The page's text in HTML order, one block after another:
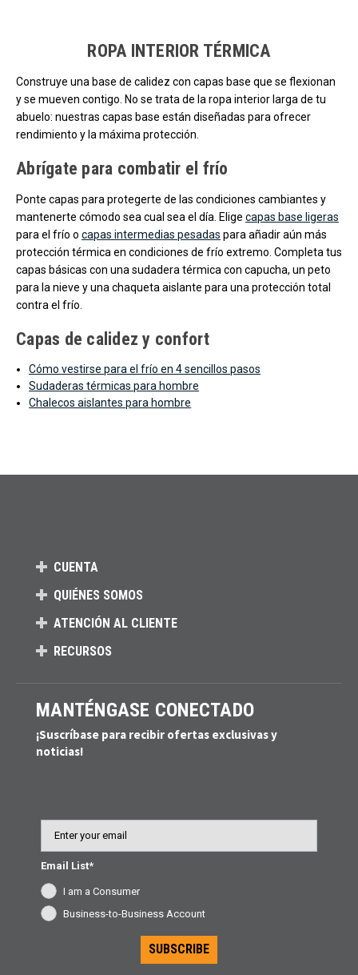
ROPA INTERIOR TÉRMICA
Construye una base de calidez con capas base que se flexionan
y se mueven contigo. No se trata de la ropa interior larga de tu
abuelo: nuestras capas base están diseñadas para ofrecer
rendimiento y la máxima protección.
Abrígate para combatir el frío
Ponte capas para protegerte de las condiciones cambiantes y
mantenerte cómodo sea cual sea el día. Elige capas base ligeras
para el frío o capas intermedias pesadas para añadir aún más
protección térmica en condiciones de frío extremo. Completa tus
capas básicas con una sudadera térmica con capucha, un peto
para la nieve y una chaqueta aislante para una protección total
contra el frío.
Capas de calidez y confort
Cómo vestirse para el frío en 4 sencillos pasos
Sudaderas térmicas para hombre
Chalecos aislantes para hombre
CUENTA
QUIÉNES SOMOS
ATENCIÓN AL CLIENTE
RECURSOS
MANTÉNGASE CONECTADO
¡Suscríbase para recibir ofertas exclusivas y
noticias!
Email List*
I am a Consumer
Business-to-Business Account
SUBSCRIBE